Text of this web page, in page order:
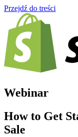
Przejdź do treści
Webinar
How to Get
Sale